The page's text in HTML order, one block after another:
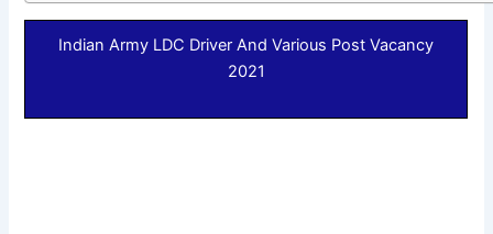
Indian Army LDC Driver And Various Post Vacancy
2021